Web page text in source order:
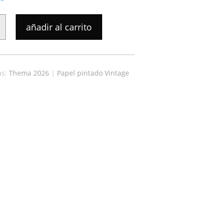
añadir al carrito
Thema 2026| Papel pintado Vintage